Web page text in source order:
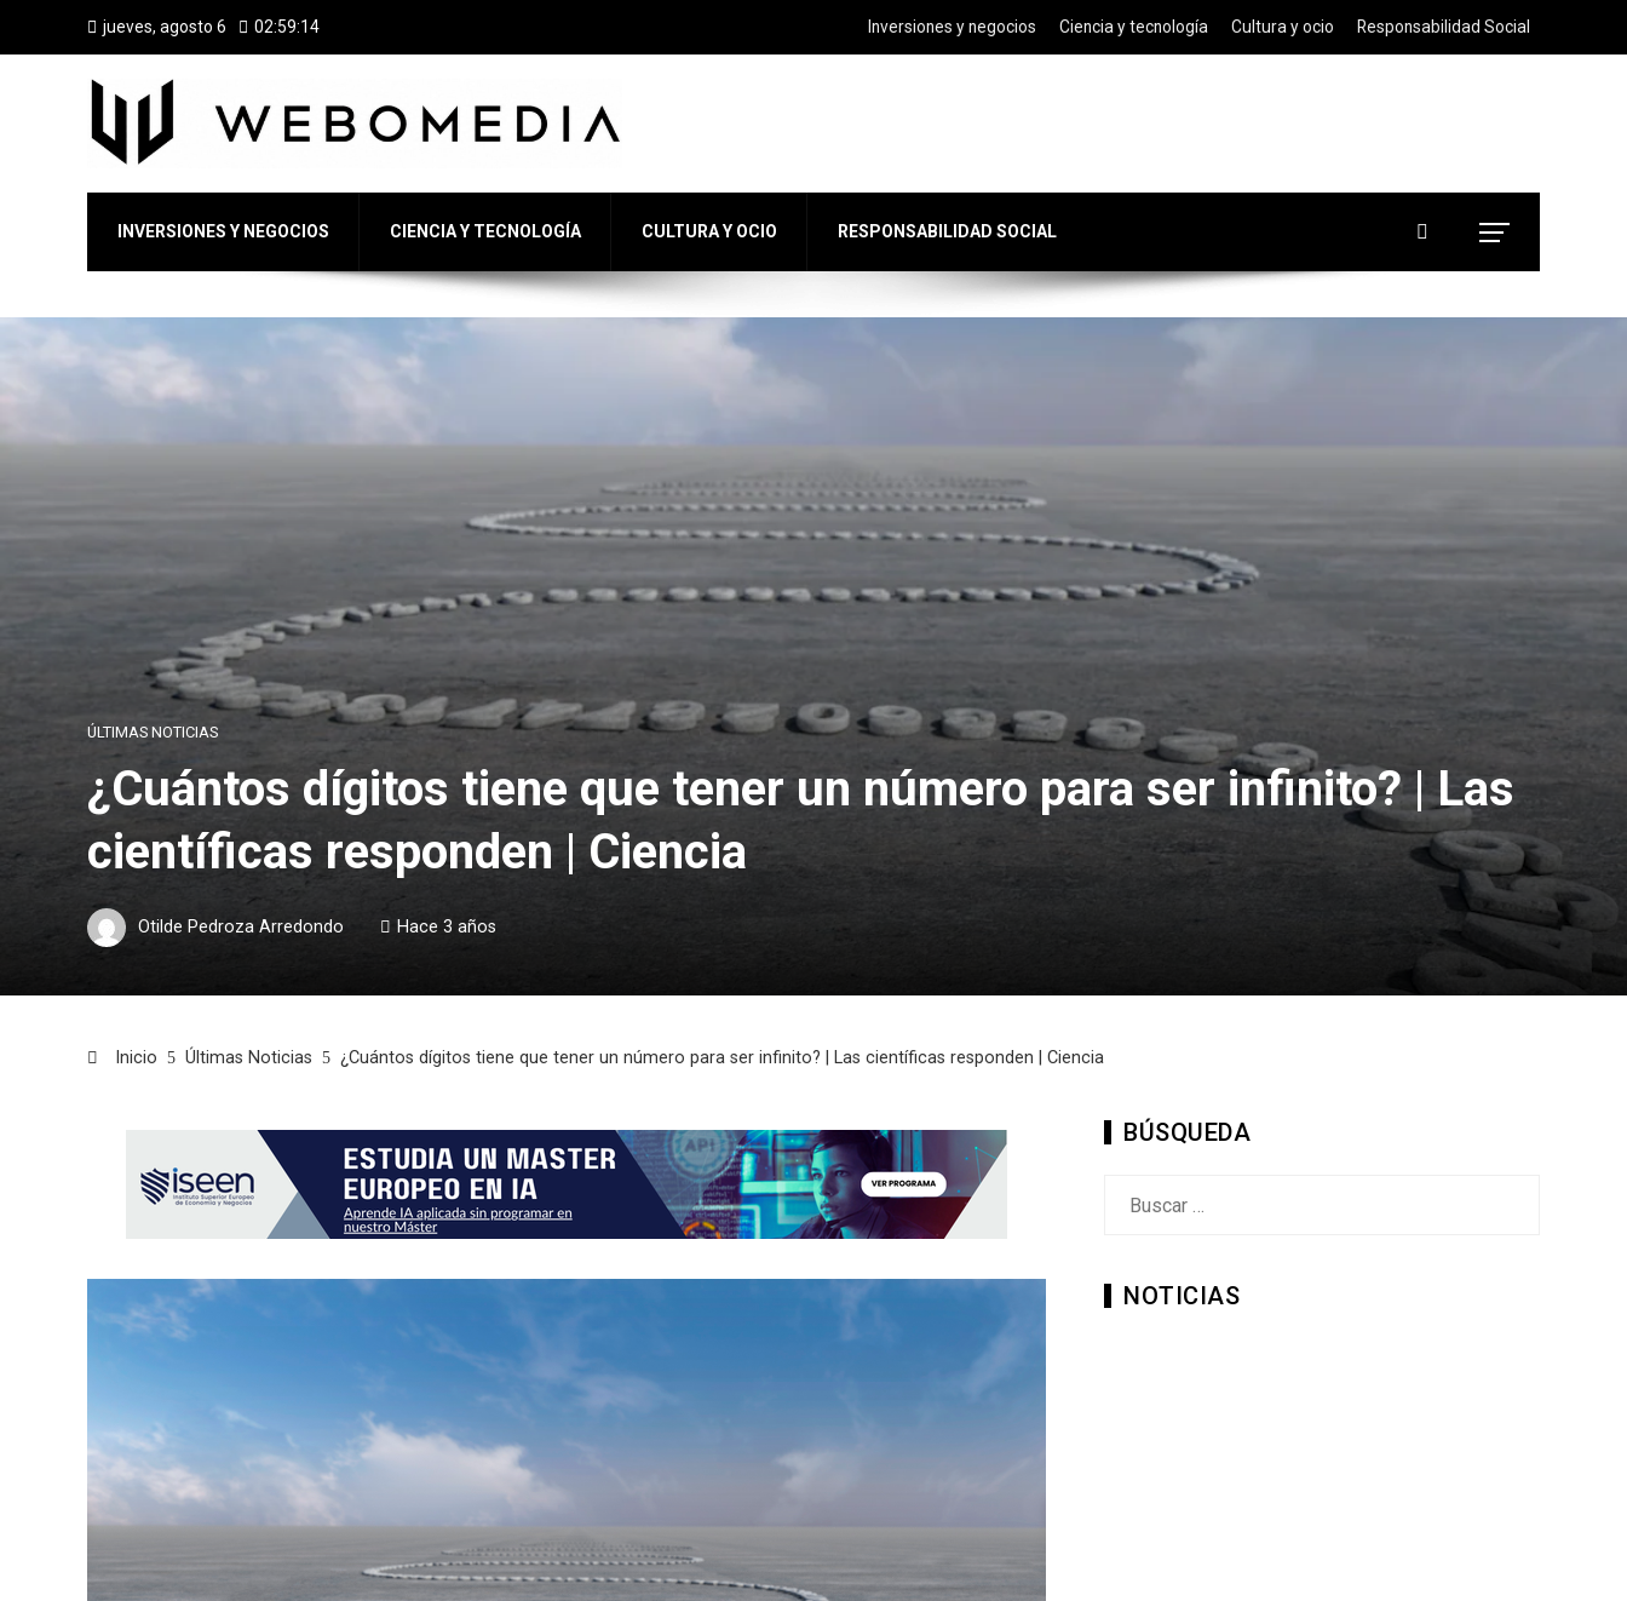
jueves, agosto 6 02:59:15 Inversiones y negocios Ciencia y tecnología Cultura y ocio Responsabilidad Social
INVERSIONES Y NEGOCIOS CIENCIA Y TECNOLOGÍA CULTURA Y OCIO RESPONSABILIDAD SOCIAL
ÚLTIMAS NOTICIAS
¿Cuántos dígitos tiene que tener un número para ser infinito? | Las
científicas responden | Ciencia
Otilde Pedroza Arredondo Hace 3 años
Inicio Últimas Noticias ¿Cuántos dígitos tiene que tener un número para ser infinito? | Las científicas responden | Ciencia
BÚSQUEDA
NOTICIAS